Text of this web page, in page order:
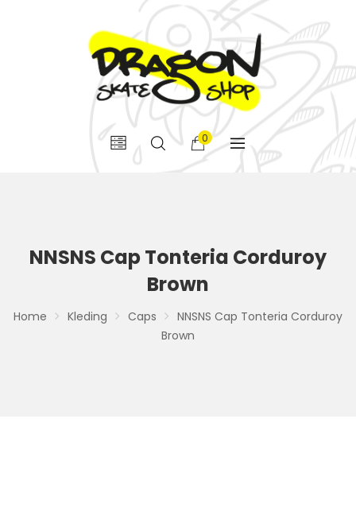
0
NNSNS Cap Tonteria Corduroy
Brown
Home Kleding Caps
NNSNS Cap Tonteria Corduroy
Brown